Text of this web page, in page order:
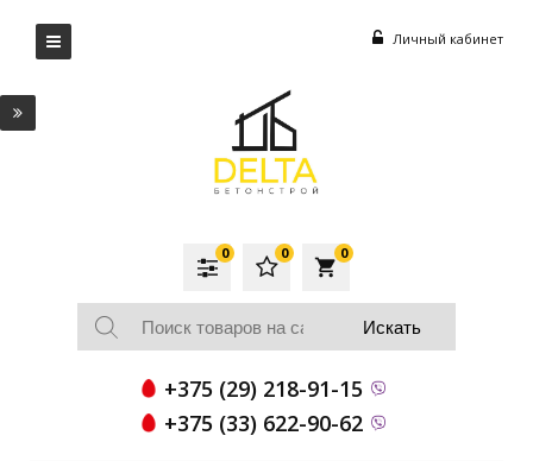
Личный кабинет
local_grocery_store
0
0
0
+375 (29) 218-91-15
+375 (33) 622-90-62